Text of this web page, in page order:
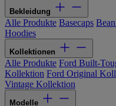
Bekleidung
Alle Produkte Basecaps
Hoodies
Kollektionen
Alle Produkte Ford Built-
Kollektion Ford Original
Vintage Kollektion
Modelle